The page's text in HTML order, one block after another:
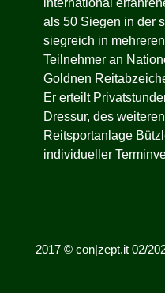
international
als 50 Siegen in der
siegreich in
Teilnehmer an
Goldnen
Er erteilt
Dressur, des
Reitsportanlage
individueller
2017 © con|zept.it 02/